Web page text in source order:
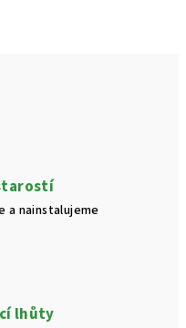
a nainstalujeme
lhůty